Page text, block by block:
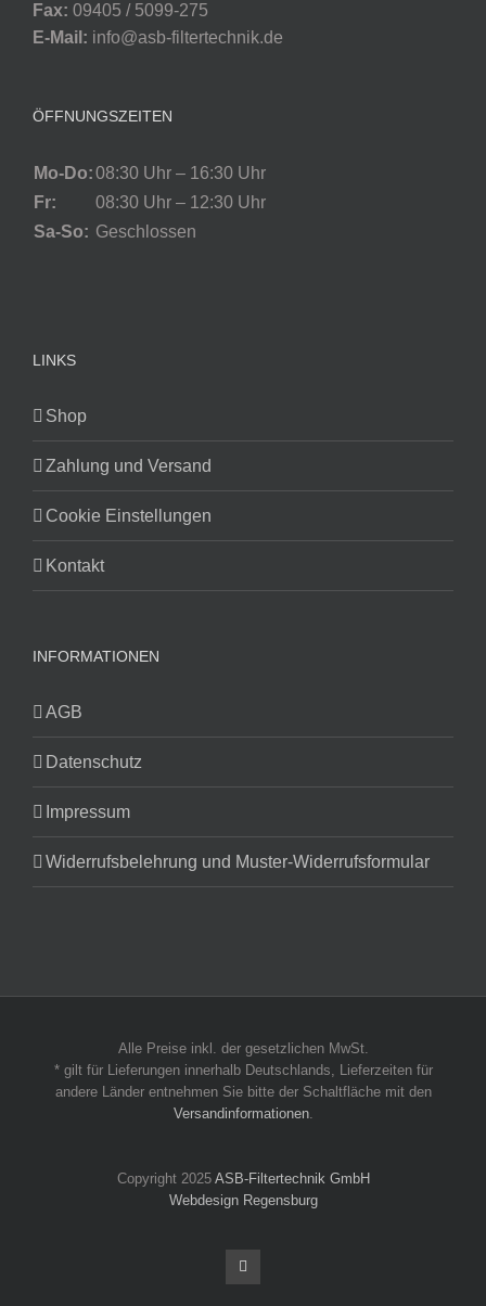
Fax: 09405 / 5099-275
E-Mail: info@asb-filtertechnik.de
ÖFFNUNGSZEITEN
Mo-Do:08:30 Uhr – 16:30 Uhr
Fr:
08:30 Uhr – 12:30 Uhr
Sa-So: Geschlossen
LINKS
Shop
Zahlung und Versand
Cookie Einstellungen
Kontakt
INFORMATIONEN
AGB
Datenschutz
Impressum
Widerrufsbelehrung und Muster-Widerrufsformular
Alle Preise inkl. der gesetzlichen MwSt.
* gilt für Lieferungen innerhalb Deutschlands, Lieferzeiten für
andere Länder entnehmen Sie bitte der Schaltfläche mit den
Versandinformationen.
Copyright 2025 ASB-Filtertechnik GmbH
Webdesign Regensburg
Facebook